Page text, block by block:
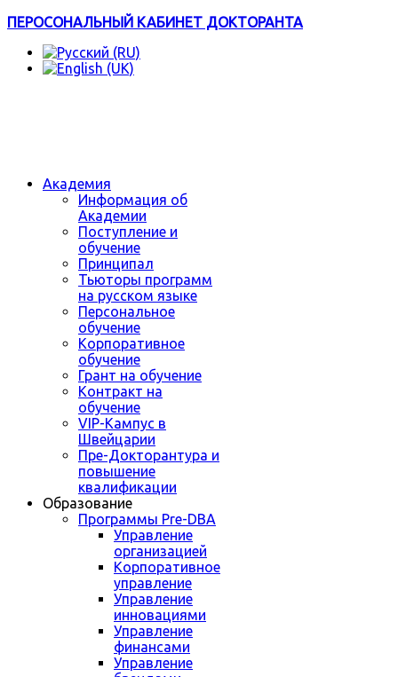
ПЕРОСОНАЛЬНЫЙ КАБИНЕТ ДОКТОРАНТА
Академия
Информация об
Академии
Поступление и
обучение
Принципал
Тьюторы программ
на русском языке
Персональное
обучение
Корпоративное
обучение
Грант на обучение
Контракт на
обучение
VIP-Кампус в
Швейцарии
Пре-Докторантура и
повышение
квалификации
Образование
Программы Pre-DBA
Управление
организацией
Корпоративное
управление
Управление
инновациями
Управление
финансами
Управление